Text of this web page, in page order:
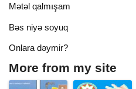
Mətəl qalmışam
Bəs niyə soyuq
Onlara dəymir?
More from my site